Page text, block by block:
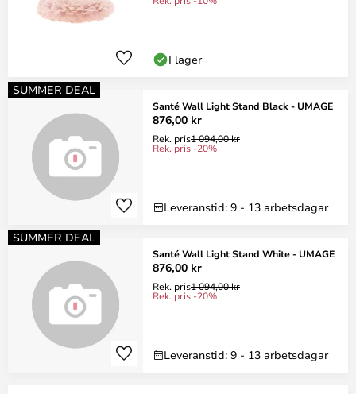
I lager
SUMMER DEAL
Santé Wall Light Stand Black - UMAGE
876,00 kr
Rek. pris1 094,00 kr
Rek. pris -20%
Leveranstid: 9 - 13 arbetsdagar
SUMMER DEAL
Santé Wall Light Stand White - UMAGE
876,00 kr
Rek. pris1 094,00 kr
Rek. pris -20%
Leveranstid: 9 - 13 arbetsdagar